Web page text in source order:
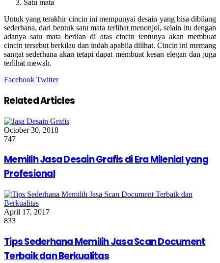
Satu mata
Untuk yang terakhir cincin ini mempunyai desain yang bisa dibilang
sederhana, dari bentuk satu mata terlihat menonjol, selain itu dengan
adanya satu mata berlian di atas cincin tentunya akan membuat
cincin tersebut berkilau dan indah apabila dilihat. Cincin ini memang
sangat sederhana akan tetapi dapat membuat kesan elegan dan juga
terlihat mewah.
Facebook TwitterGoogle+
LinkedIn
StumbleUpon
Tumblr
Pinterest
Reddit
VKontakte
Share
Email
Print
Related Articles
October 30, 2018
747
Memilih Jasa Desain Grafis di Era Milenial yang
Profesional
April 17, 2017
833
Tips Sederhana Memilih Jasa Scan Document
Terbaik dan Berkualitas